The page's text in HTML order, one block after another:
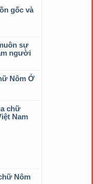
gốc và
sự
người
Nôm Ở
chữ
Nam
Nôm